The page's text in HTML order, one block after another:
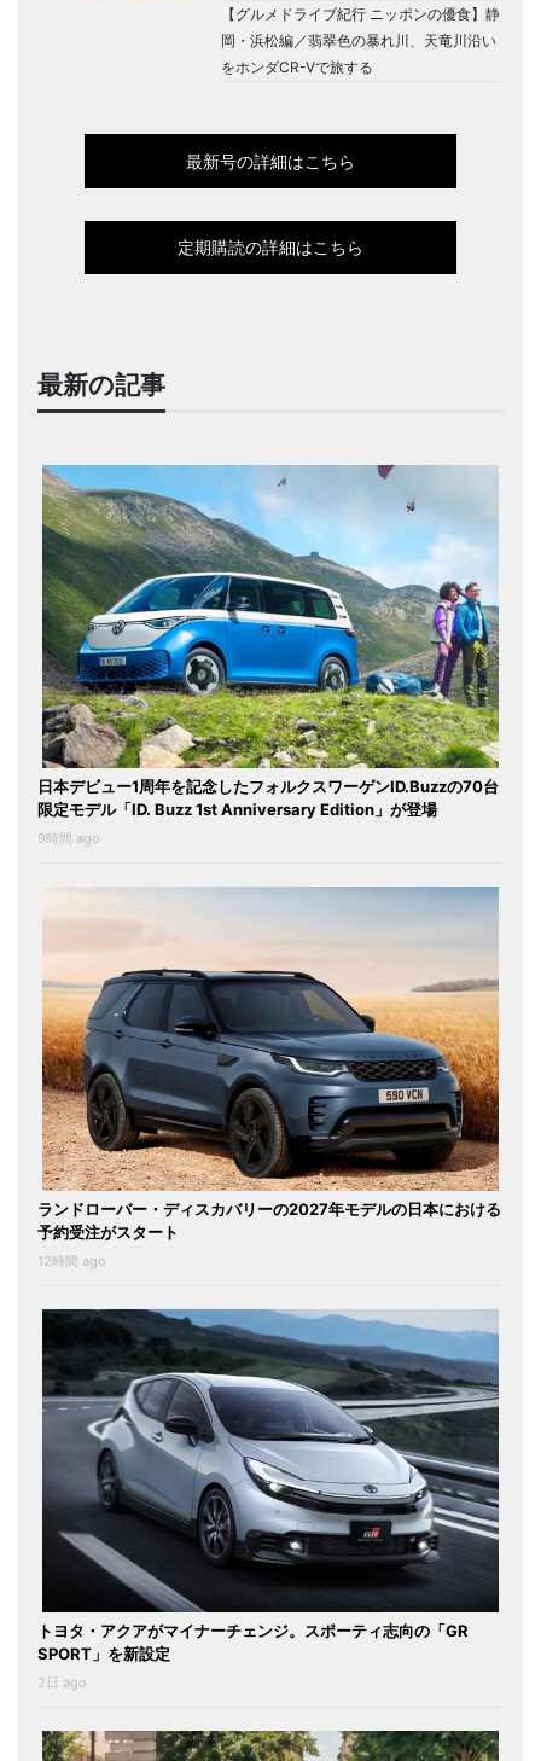
【グルメドライブ紀行 ニッポンの優食】静
岡・浜松編／翡翠色の暴れ川、天竜川沿い
をホンダCR-Vで旅する
最新号の詳細はこちら
定期購読の詳細はこちら
最新の記事
日本デビュー1周年を記念したフォルクスワーゲンID.Buzzの70台
限定モデル「ID. Buzz 1st Anniversary Edition」が登場
9時間 ago
ランドローバー・ディスカバリーの2027年モデルの日本における
予約受注がスタート
12時間 ago
トヨタ・アクアがマイナーチェンジ。スポーティ志向の「GR
SPORT」を新設定
2日 ago